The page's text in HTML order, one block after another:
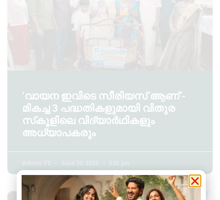
‘വായന ഇവിടെ സീരിയസ് ആണ്’-
മികച്ച 3 പദ്ധതികളുമായി വിതുര
സ്‌കൂളിലെ വിദ്യാർഥികളും
അധ്യാപകരും
Admin YS June 20, 2026 5:52 pm